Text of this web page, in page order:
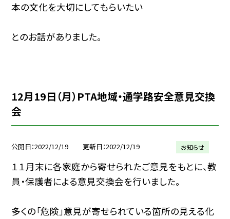
本の文化を大切にしてもらいたい
とのお話がありました。
12月19日（月）PTA地域・通学路安全意見交換
会
公開日 2022/12/19 更新日 2022/12/19 お知らせ
１１月末に各家庭から寄せられたご意見をもとに、教
員・保護者による意見交換会を行いました。
多くの「危険」意見が寄せられている箇所の見える化